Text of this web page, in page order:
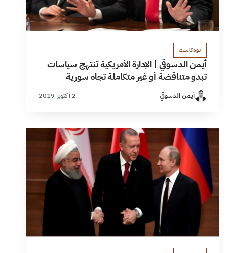
بودكاست
أيمن الدسوقي | الإدارة الأمريكية تنتهج سياسات
تبدو متناقضة أو غير متكاملة تجاه سورية
أيمن الدسوقي 2 أكتوبر 2019